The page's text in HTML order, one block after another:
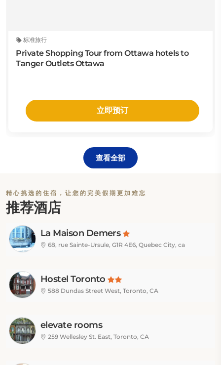
标准旅行
Private Shopping Tour from Ottawa hotels to
Tanger Outlets Ottawa
立即预订
查看全部
精心挑选的住宿，让您的完美假期更加难忘
推荐酒店
La Maison Demers
68, rue Sainte-Ursule, G1R 4E6, Quebec City, ca
Hostel Toronto
588 Dundas Street West, Toronto, CA
elevate rooms
259 Wellesley St. East, Toronto, CA